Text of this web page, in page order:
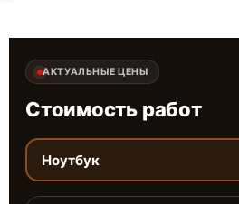
АКТУАЛЬНЫЕ ЦЕНЫ
Стоимость работ
Ноутбук